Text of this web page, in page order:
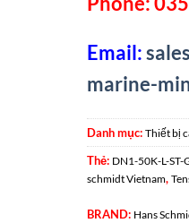
Email:
marine-
Danh mục: Thiết bị
Thẻ: DN1-50K-L-ST-
schmidt Vietnam,
BRAND: Hans